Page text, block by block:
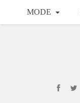
MODE